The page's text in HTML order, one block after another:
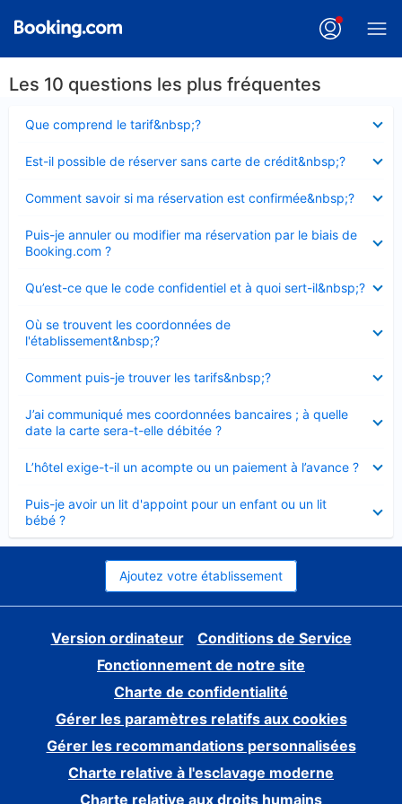
Les 10 questions les plus fréquentes
Que comprend le tarif&nbsp;?
fermé
Est-il possible de réserver sans carte de crédit&nbsp;?
fermé
Comment savoir si ma réservation est confirmée&nbsp;?
fermé
Puis-je annuler ou modifier ma réservation par le biais de
Booking.com ?
fermé
Qu’est-ce que le code confidentiel et à quoi sert-il&nbsp;?
fermé
Où se trouvent les coordonnées de
l'établissement&nbsp;?
fermé
Comment puis-je trouver les tarifs&nbsp;?
fermé
J’ai communiqué mes coordonnées bancaires ; à quelle
date la carte sera-t-elle débitée ?
fermé
L’hôtel exige-t-il un acompte ou un paiement à l’avance ?
fermé
Puis-je avoir un lit d'appoint pour un enfant ou un lit
bébé ?
fermé
Ajoutez votre établissement
Version ordinateur
Conditions de Service
Fonctionnement de notre site
Charte de confidentialité
Gérer les paramètres relatifs aux cookies
Gérer les recommandations personnalisées
Charte relative à l'esclavage moderne
Charte relative aux droits humains